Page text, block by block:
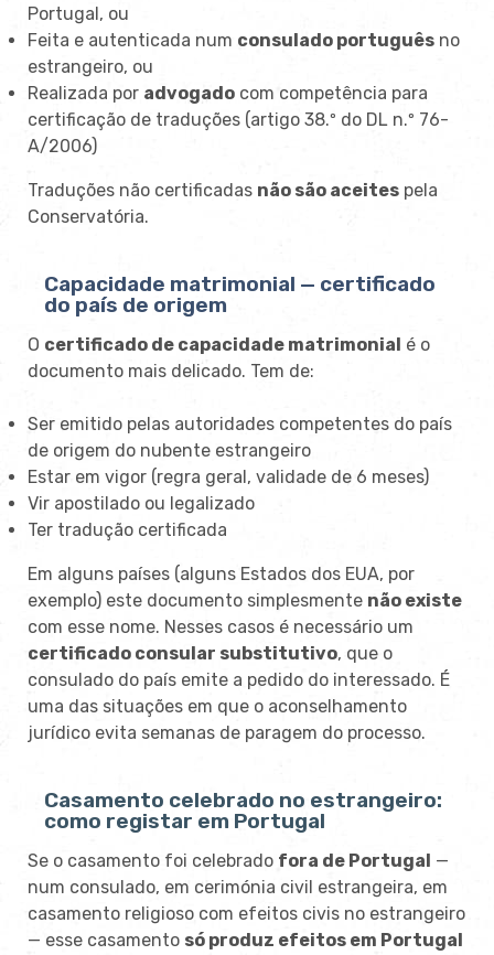
Portugal, ou
Feita e autenticada num consulado português no
estrangeiro, ou
Realizada por advogado com competência para
certificação de traduções (artigo 38.º do DL n.º 76-
A/2006)
Traduções não certificadas não são aceites pela
Conservatória.
Capacidade matrimonial — certificado
do país de origem
O certificado de capacidade matrimonial é o
documento mais delicado. Tem de:
Ser emitido pelas autoridades competentes do país
de origem do nubente estrangeiro
Estar em vigor (regra geral, validade de 6 meses)
Vir apostilado ou legalizado
Ter tradução certificada
Em alguns países (alguns Estados dos EUA, por
exemplo) este documento simplesmente não existe
com esse nome. Nesses casos é necessário um
certificado consular substitutivo, que o
consulado do país emite a pedido do interessado. É
uma das situações em que o aconselhamento
jurídico evita semanas de paragem do processo.
Casamento celebrado no estrangeiro:
como registar em Portugal
Se o casamento foi celebrado fora de Portugal —
num consulado, em cerimónia civil estrangeira, em
casamento religioso com efeitos civis no estrangeiro
— esse casamento só produz efeitos em Portugal